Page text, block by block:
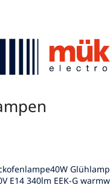
E14 340lm EEK-G